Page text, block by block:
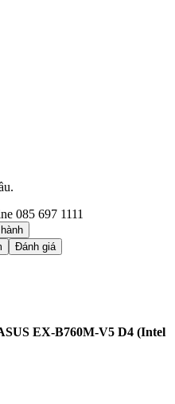
085 697 1111
Đánh giá
EX-B760M-V5 D4 (Intel